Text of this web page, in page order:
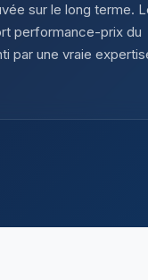
sur le long terme.
performance-prix du
par une vraie